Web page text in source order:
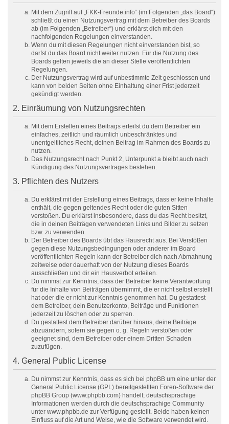
Mit dem Zugriff auf „FKK-Freunde.info“ (im Folgenden „das Board“)
schließt du einen Nutzungsvertrag mit dem Betreiber des Boards
ab (im Folgenden „Betreiber“) und erklärst dich mit den
nachfolgenden Regelungen einverstanden.
Wenn du mit diesen Regelungen nicht einverstanden bist, so
darfst du das Board nicht weiter nutzen. Für die Nutzung des
Boards gelten jeweils die an dieser Stelle veröffentlichten
Regelungen.
Der Nutzungsvertrag wird auf unbestimmte Zeit geschlossen und
kann von beiden Seiten ohne Einhaltung einer Frist jederzeit
gekündigt werden.
2. Einräumung von Nutzungsrechten
Mit dem Erstellen eines Beitrags erteilst du dem Betreiber ein
einfaches, zeitlich und räumlich unbeschränktes und
unentgeltliches Recht, deinen Beitrag im Rahmen des Boards zu
nutzen.
Das Nutzungsrecht nach Punkt 2, Unterpunkt a bleibt auch nach
Kündigung des Nutzungsvertrages bestehen.
3. Pflichten des Nutzers
Du erklärst mit der Erstellung eines Beitrags, dass er keine Inhalte
enthält, die gegen geltendes Recht oder die guten Sitten
verstoßen. Du erklärst insbesondere, dass du das Recht besitzt,
die in deinen Beiträgen verwendeten Links und Bilder zu setzen
bzw. zu verwenden.
Der Betreiber des Boards übt das Hausrecht aus. Bei Verstößen
gegen diese Nutzungsbedingungen oder anderer im Board
veröffentlichten Regeln kann der Betreiber dich nach Abmahnung
zeitweise oder dauerhaft von der Nutzung dieses Boards
ausschließen und dir ein Hausverbot erteilen.
Du nimmst zur Kenntnis, dass der Betreiber keine Verantwortung
für die Inhalte von Beiträgen übernimmt, die er nicht selbst erstellt
hat oder die er nicht zur Kenntnis genommen hat. Du gestattest
dem Betreiber, dein Benutzerkonto, Beiträge und Funktionen
jederzeit zu löschen oder zu sperren.
Du gestattest dem Betreiber darüber hinaus, deine Beiträge
abzuändern, sofern sie gegen o. g. Regeln verstoßen oder
geeignet sind, dem Betreiber oder einem Dritten Schaden
zuzufügen.
4. General Public License
Du nimmst zur Kenntnis, dass es sich bei phpBB um eine unter der
General Public License (GPL) bereitgestellten Foren-Software der
phpBB Group (www.phpbb.com) handelt; deutschsprachige
Informationen werden durch die deutschsprachige Community
unter www.phpbb.de zur Verfügung gestellt. Beide haben keinen
Einfluss auf die Art und Weise, wie die Software verwendet wird.